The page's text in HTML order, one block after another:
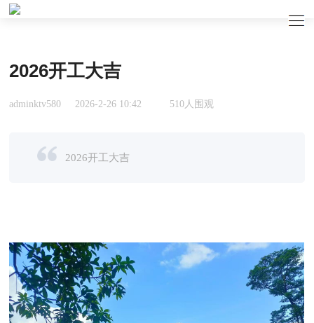
2026开工大吉
adminktv580 2026-2-26 10:42 510人围观
2026开工大吉